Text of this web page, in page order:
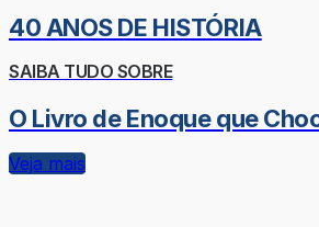
40 ANOS DE HISTÓRIA
SAIBA TUDO SOBRE
O Livro de Enoque que
Veja mais